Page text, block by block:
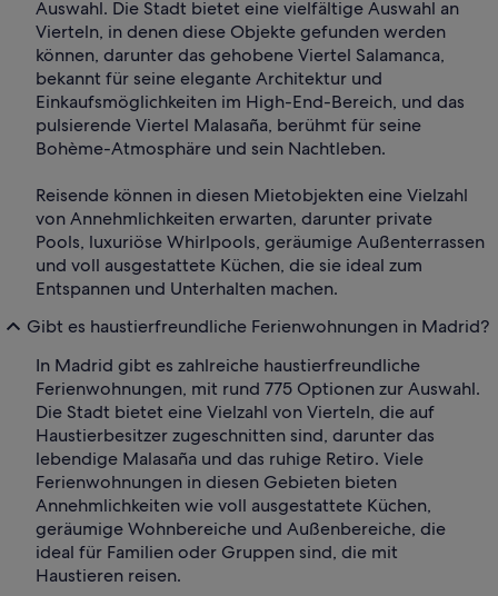
Auswahl. Die Stadt bietet eine vielfältige Auswahl an
Vierteln, in denen diese Objekte gefunden werden
können, darunter das gehobene Viertel Salamanca,
bekannt für seine elegante Architektur und
Einkaufsmöglichkeiten im High-End-Bereich, und das
pulsierende Viertel Malasaña, berühmt für seine
Bohème-Atmosphäre und sein Nachtleben.
Reisende können in diesen Mietobjekten eine Vielzahl
von Annehmlichkeiten erwarten, darunter private
Pools, luxuriöse Whirlpools, geräumige Außenterrassen
und voll ausgestattete Küchen, die sie ideal zum
Entspannen und Unterhalten machen.
Gibt es haustierfreundliche Ferienwohnungen in Madrid?
In Madrid gibt es zahlreiche haustierfreundliche
Ferienwohnungen, mit rund 775 Optionen zur Auswahl.
Die Stadt bietet eine Vielzahl von Vierteln, die auf
Haustierbesitzer zugeschnitten sind, darunter das
lebendige Malasaña und das ruhige Retiro. Viele
Ferienwohnungen in diesen Gebieten bieten
Annehmlichkeiten wie voll ausgestattete Küchen,
geräumige Wohnbereiche und Außenbereiche, die
ideal für Familien oder Gruppen sind, die mit
Haustieren reisen.